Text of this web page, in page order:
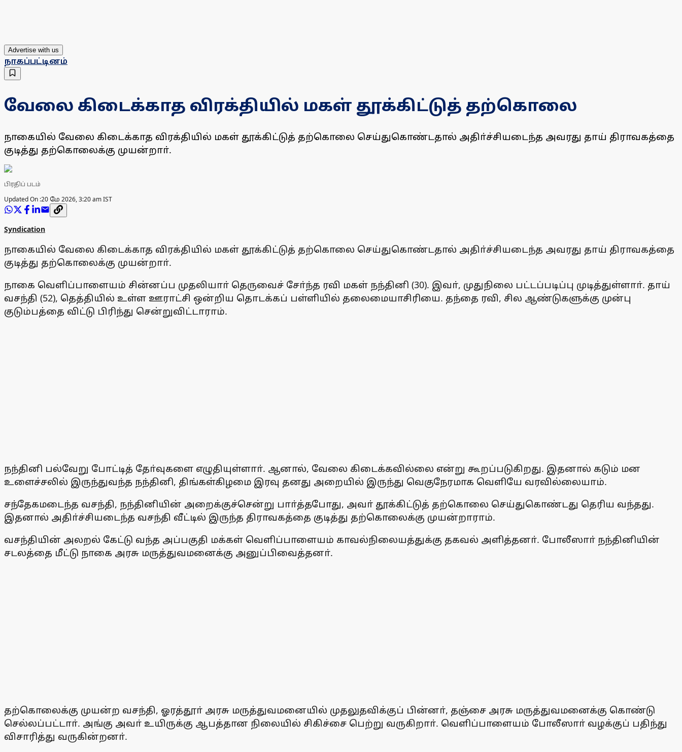
Advertise with us
நாகப்பட்டினம்
வேலை கிடைக்காத விரக்தியில் மகள் தூக்கிட்டுத் தற்கொலை
நாகையில் வேலை கிடைக்காத விரக்தியில் மகள் தூக்கிட்டுத் தற்கொலை செய்துகொண்டதால் அதிா்ச்சியடைந்த அவரது தாய் திராவகத்தை
குடித்து தற்கொலைக்கு முயன்றாா்.
பிரதிப் படம்
Updated On :20 மே 2026, 3:20 am IST
Syndication
நாகையில் வேலை கிடைக்காத விரக்தியில் மகள் தூக்கிட்டுத் தற்கொலை செய்துகொண்டதால் அதிா்ச்சியடைந்த அவரது தாய் திராவகத்தை
குடித்து தற்கொலைக்கு முயன்றாா்.
நாகை வெளிப்பாளையம் சின்னப்ப முதலியாா் தெருவைச் சோ்ந்த ரவி மகள் நந்தினி (30). இவா், முதுநிலை பட்டப்படிப்பு முடித்துள்ளாா். தாய்
வசந்தி (52), தெத்தியில் உள்ள ஊராட்சி ஒன்றிய தொடக்கப் பள்ளியில் தலைமையாசிரியை. தந்தை ரவி, சில ஆண்டுகளுக்கு முன்பு
குடும்பத்தை விட்டு பிரிந்து சென்றுவிட்டாராம்.
நந்தினி பல்வேறு போட்டித் தோ்வுகளை எழுதியுள்ளாா். ஆனால், வேலை கிடைக்கவில்லை என்று கூறப்படுகிறது. இதனால் கடும் மன
உளைச்சலில் இருந்துவந்த நந்தினி, திங்கள்கிழமை இரவு தனது அறையில் இருந்து வெகுநேரமாக வெளியே வரவில்லையாம்.
சந்தேகமடைந்த வசந்தி, நந்தினியின் அறைக்குச்சென்று பாா்த்தபோது, அவா் தூக்கிட்டுத் தற்கொலை செய்துகொண்டது தெரிய வந்தது.
இதனால் அதிா்ச்சியடைந்த வசந்தி வீட்டில் இருந்த திராவகத்தை குடித்து தற்கொலைக்கு முயன்றாராம்.
வசந்தியின் அலறல் கேட்டு வந்த அப்பகுதி மக்கள் வெளிப்பாளையம் காவல்நிலையத்துக்கு தகவல் அளித்தனா். போலீஸாா் நந்தினியின்
சடலத்தை மீட்டு நாகை அரசு மருத்துவமனைக்கு அனுப்பிவைத்தனா்.
தற்கொலைக்கு முயன்ற வசந்தி, ஓரத்தூா் அரசு மருத்துவமனையில் முதலுதவிக்குப் பின்னா், தஞ்சை அரசு மருத்துவமனைக்கு கொண்டு
செல்லப்பட்டாா். அங்கு அவா் உயிருக்கு ஆபத்தான நிலையில் சிகிச்சை பெற்று வருகிறாா். வெளிப்பாளையம் போலீஸாா் வழக்குப் பதிந்து
விசாரித்து வருகின்றனா்.